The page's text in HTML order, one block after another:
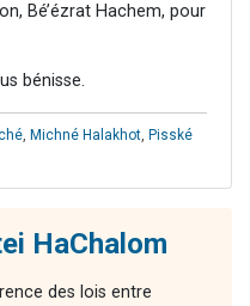
Bé’ézrat Hachem, pour
bénisse.
, Michné Halakhot, Pisské
HaChalom
des lois entre